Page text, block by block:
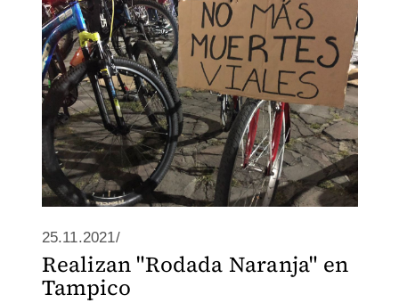
25.11.2021/
Realizan "Rodada Naranja" en
Tampico